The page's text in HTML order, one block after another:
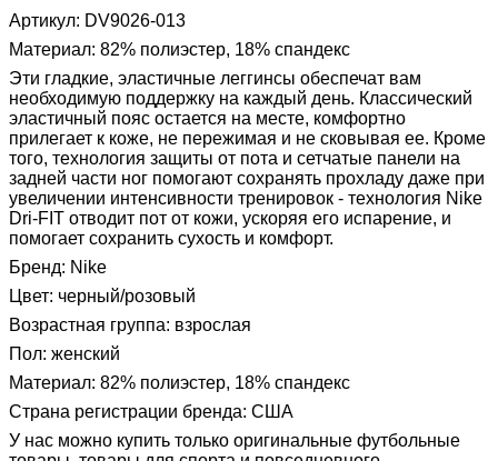
Артикул: DV9026-013
Материал: 82% полиэстер, 18% спандекс
Эти гладкие, эластичные леггинсы обеспечат вам
необходимую поддержку на каждый день. Классический
эластичный пояс остается на месте, комфортно
прилегает к коже, не пережимая и не сковывая ее. Кроме
того, технология защиты от пота и сетчатые панели на
задней части ног помогают сохранять прохладу даже при
увеличении интенсивности тренировок - технология Nike
Dri-FIT отводит пот от кожи, ускоряя его испарение, и
помогает сохранить сухость и комфорт.
Бренд: Nike
Цвет: черный/розовый
Возрастная группа: взрослая
Пол: женский
Материал: 82% полиэстер, 18% спандекс
Страна регистрации бренда: США
У нас можно купить только оригинальные футбольные